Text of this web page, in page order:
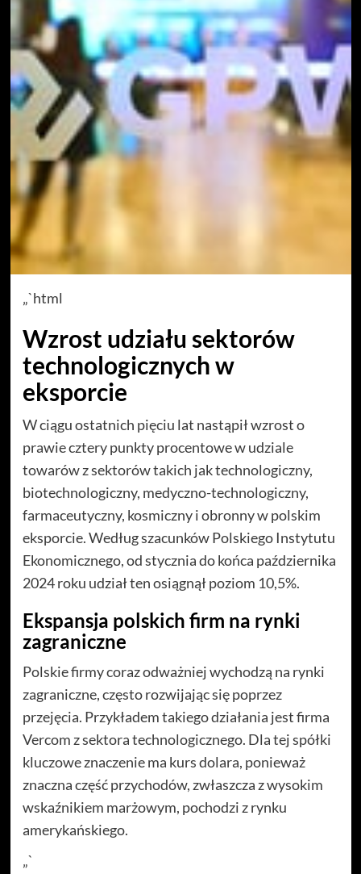
„`html
Wzrost udziału sektorów
technologicznych w
eksporcie
W ciągu ostatnich pięciu lat nastąpił wzrost o
prawie cztery punkty procentowe w udziale
towarów z sektorów takich jak technologiczny,
biotechnologiczny, medyczno-technologiczny,
farmaceutyczny, kosmiczny i obronny w polskim
eksporcie. Według szacunków Polskiego Instytutu
Ekonomicznego, od stycznia do końca października
2024 roku udział ten osiągnął poziom 10,5%.
Ekspansja polskich firm na rynki
zagraniczne
Polskie firmy coraz odważniej wychodzą na rynki
zagraniczne, często rozwijając się poprzez
przejęcia. Przykładem takiego działania jest firma
Vercom z sektora technologicznego. Dla tej spółki
kluczowe znaczenie ma kurs dolara, ponieważ
znaczna część przychodów, zwłaszcza z wysokim
wskaźnikiem marżowym, pochodzi z rynku
amerykańskiego.
„`